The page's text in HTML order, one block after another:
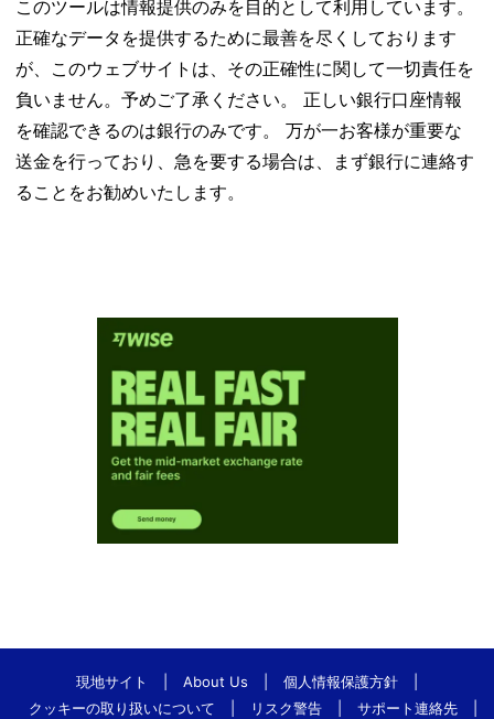
このツールは情報提供のみを目的として利用しています。
正確なデータを提供するために最善を尽くしております
が、このウェブサイトは、その正確性に関して一切責任を
負いません。予めご了承ください。 正しい銀行口座情報
を確認できるのは銀行のみです。 万が一お客様が重要な
送金を行っており、急を要する場合は、まず銀行に連絡す
ることをお勧めいたします。
現地サイト About Us 個人情報保護方針
クッキーの取り扱いについて
リスク警告 サポート連絡先